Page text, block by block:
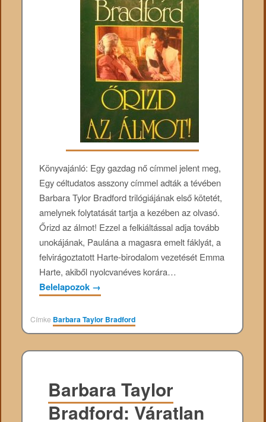
Könyvajánló: Egy ​gazdag nő címmel jelent meg,
Egy céltudatos asszony címmel adták a tévében
Barbara Tylor Bradford trilógiájának első kötetét,
amelynek folytatását tartja a kezében az olvasó.
Őrizd az álmot! Ezzel a felkiáltással adja tovább
unokájának, Paulána a magasra emelt fáklyát, a
felvirágoztatott Harte-birodalom vezetését Emma
Harte, akiből nyolcvanéves korára…
Belelapozok →
Címke Barbara Taylor Bradford
Barbara Taylor
Bradford: Váratlan ​